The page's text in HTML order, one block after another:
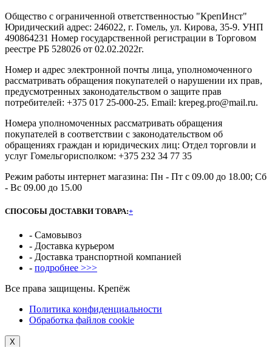
Общество с ограниченной ответственностью "КрепИнст"
Юридический адрес: 246022, г. Гомель, ул. Кирова, 35-9. УНП
490864231 Номер государственной регистрации в Торговом
реестре РБ 528026 от 02.02.2022г.
Номер и адрес электронной почты лица, уполномоченного
рассматривать обращения покупателей о нарушении их прав,
предусмотренных законодательством о защите прав
потребителей: +375 017 25-000-25. Email: krepeg.pro@mail.ru.
Номера уполномоченных рассматривать обращения
покупателей в соответствии с законодательством об
обращениях граждан и юридических лиц: Отдел торговли и
услуг Гомельгорисполком: +375 232 34 77 35
Режим работы интернет магазина: Пн - Пт с 09.00 до 18.00; Сб
- Вс 09.00 до 15.00
СПОСОБЫ ДОСТАВКИ ТОВАРА:+
- Самовывоз
- Доставка курьером
- Доставка транспортной компанией
- подробнее >>>
Все права защищены. Крепёж
Политика конфиденциальности
Обработка файлов cookie
Х